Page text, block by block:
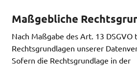
Maßgebliche
Nach Maßgabe des Art. 13
Rechtsgrundlagen unserer
Sofern die Rechtsgrundlage in der